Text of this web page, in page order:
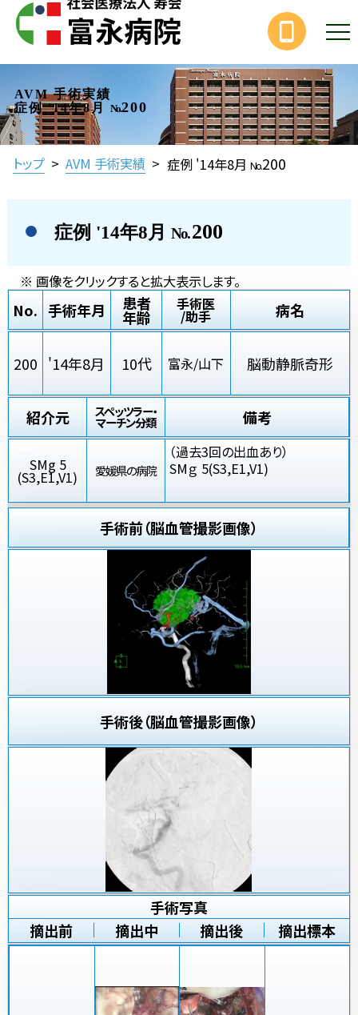
AVM 手術実績
症例 '14年8月
No.200
トップ > AVM 手術実績 > 症例 '14年8月 No.200
症例 '14年8月 No.200
※ 画像をクリックすると拡大表示します。
No. 手術年月 患者
年齢
手術医
/助手 病名
200 '14年8月 10代 富永/山下 脳動静脈奇形
紹介元 スペッツラー・
マーチン分類 備考
SMg 5
(S3,E1,V1) 愛媛県の病院
（過去3回の出血あり）
SMｇ 5(S3,E1,V1)
手術前（脳血管撮影画像）
手術後（脳血管撮影画像）
手術写真
摘出前
摘出中 摘出後 摘出標本